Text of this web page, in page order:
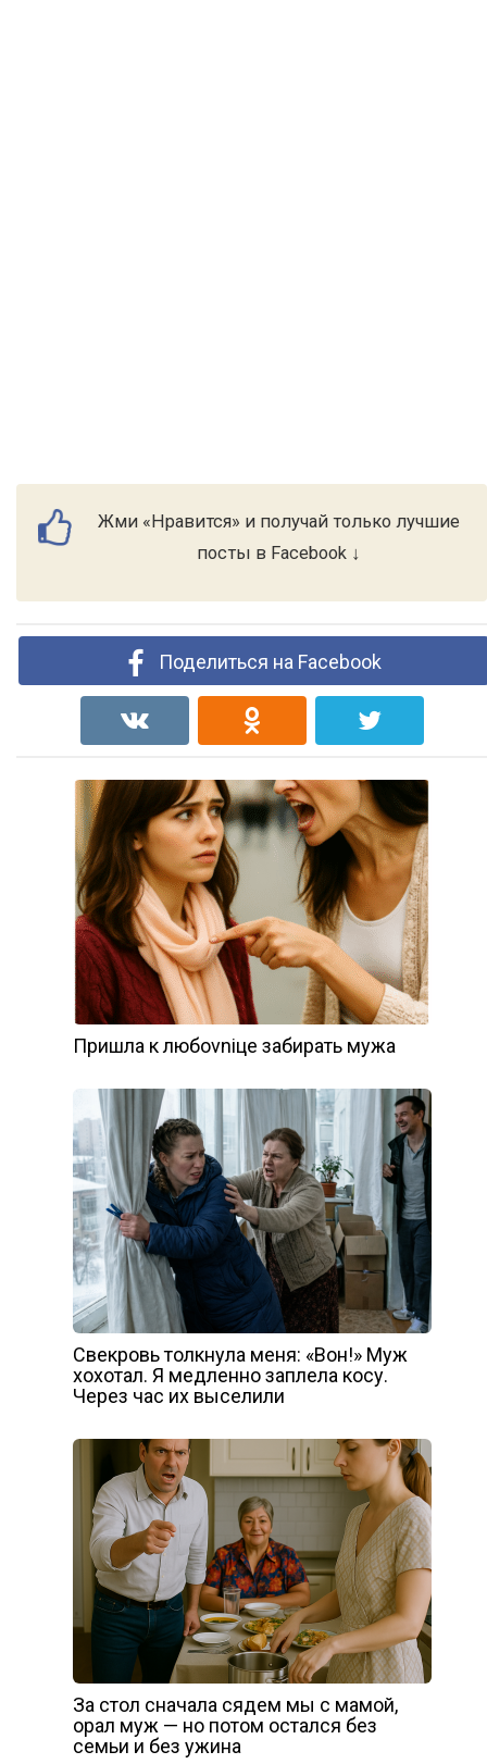
Жми «Нравится» и получай только лучшие
посты в Facebook ↓
Поделиться на Facebook
Пришла к любоvniце забирать мужа
Свекровь толкнула меня: «Вон!» Муж
хохотал. Я медленно заплела косу.
Через час их выселили
За стол сначала сядем мы с мамой,
орал муж — но потом остался без
семьи и без ужина